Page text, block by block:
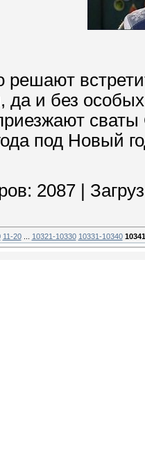
решают
да и без
под Новый
2087
11-20 10321-10330 10331-10340